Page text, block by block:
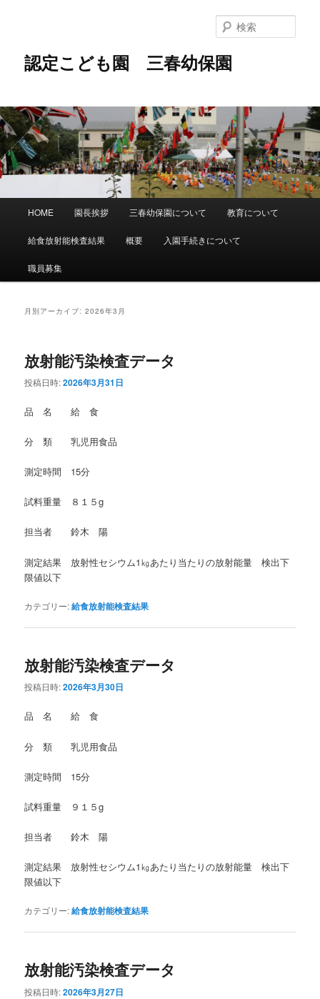
ツ
へ
移
動
へ
移
動
認定こども園 三春幼保園
索
ュ
HOME 園長挨拶 三春幼保園について 教育について
給食放射能検査結果 概要 入園手続きについて
職員募集
月別アーカイブ:2026年3月
放射能汚染検査データ
投稿日時:2026年3月31日
品 名 給 食
分 類 乳児用食品
測定時間 15分
試料重量 ８１５g
担当者 鈴木 陽
測定結果 放射性セシウム1㎏あたり当たりの放射能量 検出下
限値以下
カテゴリー:給食放射能検査結果
放射能汚染検査データ
投稿日時:2026年3月30日
品 名 給 食
分 類 乳児用食品
測定時間 15分
試料重量 ９１５g
担当者 鈴木 陽
測定結果 放射性セシウム1㎏あたり当たりの放射能量 検出下
限値以下
カテゴリー:給食放射能検査結果
放射能汚染検査データ
投稿日時:2026年3月27日